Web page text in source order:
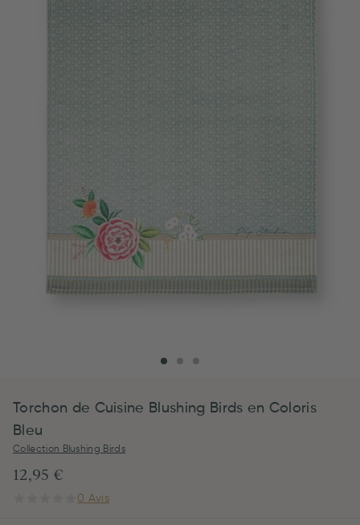
Torchon de Cuisine Blushing Birds en Coloris
Bleu
Collection Blushing Birds
12,95 €
0 Avis